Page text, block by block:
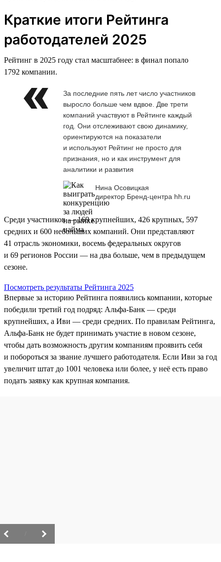
Краткие итоги Рейтинга
работодателей 2025
Рейтинг в 2025 году стал масштабнее: в финал попало
1792 компании.
За последние пять лет число участников
выросло больше чем вдвое. Две трети
компаний участвуют в Рейтинге каждый
год. Они отслеживают свою динамику,
ориентируются на показатели
и используют Рейтинг не просто для
признания, но и как инструмент для
аналитики и развития
Нина Осовицкая
директор Бренд-центра hh.ru
Среди участников — 169 крупнейших, 426 крупных, 597
средних и 600 небольших компаний. Они представляют
41 отрасль экономики, восемь федеральных округов
и 69 регионов России — на два больше, чем в предыдущем
сезоне.
Посмотреть результаты Рейтинга 2025
Впервые за историю Рейтинга появились компании, которые
победили третий год подряд: Альфа-Банк — среди
крупнейших, а Иви — среди средних. По правилам Рейтинга,
Альфа‑Банк не будет принимать участие в новом сезоне,
чтобы дать возможность другим компаниям проявить себя
и побороться за звание лучшего работодателя. Если Иви за год
увеличит штат до 1001 человека или более, у неё есть право
подать заявку как крупная компания.